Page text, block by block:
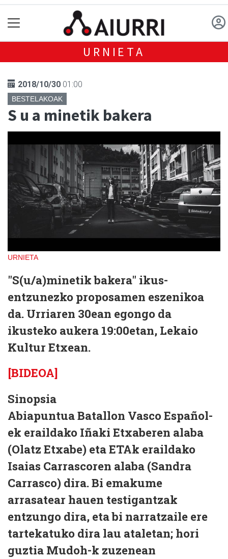
URNIETA
2018/10/30 01:00
BESTELAKOAK
S u a minetik bakera
URNIETA
"S(u/a)minetik bakera" ikus-
entzunezko proposamen eszenikoa
da. Urriaren 30ean egongo da
ikusteko aukera 19:00etan, Lekaio
Kultur Etxean.
[BIDEOA]
Sinopsia
Abiapuntua Batallon Vasco Español-
ek eraildako Iñaki Etxaberen alaba
(Olatz Etxabe) eta ETAk eraildako
Isaias Carrascoren alaba (Sandra
Carrasco) dira. Bi emakume
arrasatear hauen testigantzak
entzungo dira, eta bi narratzaile ere
tartekatuko dira lau ataletan; hori
guztia Mudoh-k zuzenean